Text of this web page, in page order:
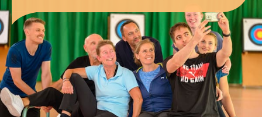
Karriere
Sozialdienste & Zuweisende
Suche